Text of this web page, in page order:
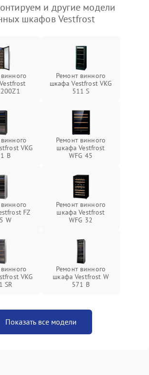
и другие модели
шкафов Vestfrost
Ремонт винного
шкафа Vestfrost VKG
511 S
VKG
B
Ремонт винного
шкафа Vestfrost
WFG 45
FZ
W
Ремонт винного
шкафа Vestfrost
WFG 32
VKG
SR
Ремонт винного
шкафа Vestfrost W
571 B
Показать все модели